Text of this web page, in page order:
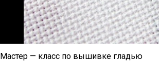
Мaстер — класс по вышивке гладью